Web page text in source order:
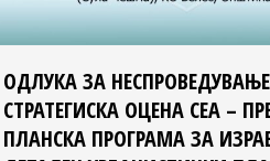
ОДЛУКА ЗА
СТРАТЕГИСКА ОЦЕНА СЕА –
ПЛАНСКА ПРОГРАМА ЗА